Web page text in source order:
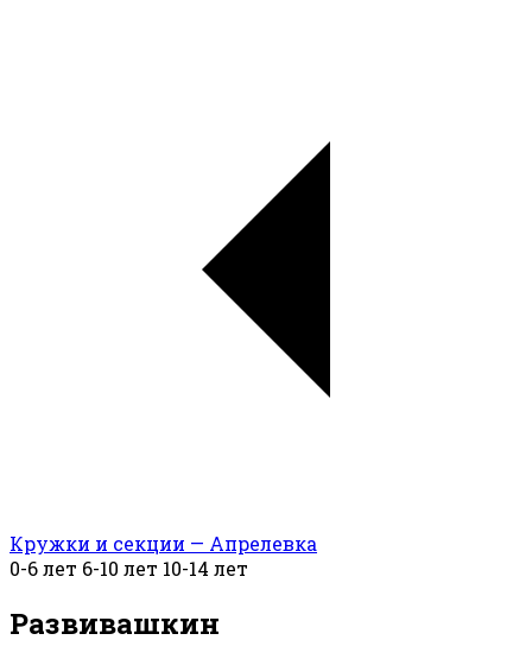
Кружки и секции — Апрелевка
0-6 лет 6-10 лет 10-14 лет
Развивашкин